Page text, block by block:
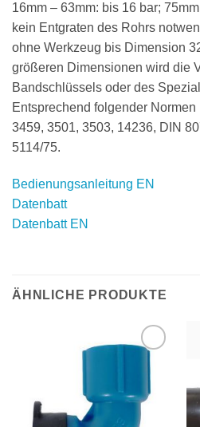
16mm – 63mm: bis 16 bar;
kein Entgraten des Rohrs
ohne Werkzeug bis Dimension
größeren Dimensionen wird die
Bandschlüssels oder des
Entsprechend folgender
3459, 3501, 3503, 14236, DIN
5114/75.
Bedienungsanleitung EN
Datenbatt
Datenbatt EN
ÄHNLICHE PRODUKTE
hinzufügen